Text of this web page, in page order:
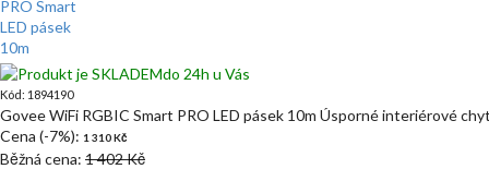
do 24h u Vás
Kód: 1894190
Govee WiFi RGBIC Smart PRO LED pásek 10m Úsporné interiérové
Cena (-7%): 1 310 Kč
Běžná cena: 1 402 Kč